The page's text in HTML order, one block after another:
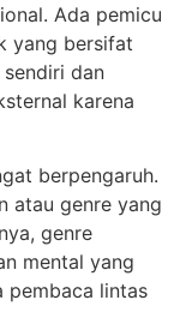
Ada pemicu
yang bersifat
dan
karena
berpengaruh.
atau genre yang
genre
mental yang
pembaca lintas